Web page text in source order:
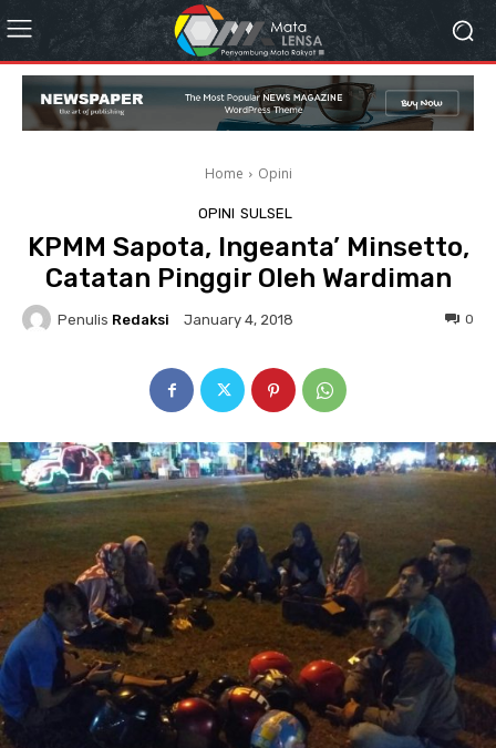
Home Opini
OPINI SULSEL
KPMM Sapota, Ingeanta’ Minsetto,
Catatan Pinggir Oleh Wardiman
Penulis Redaksi January 4, 2018 0